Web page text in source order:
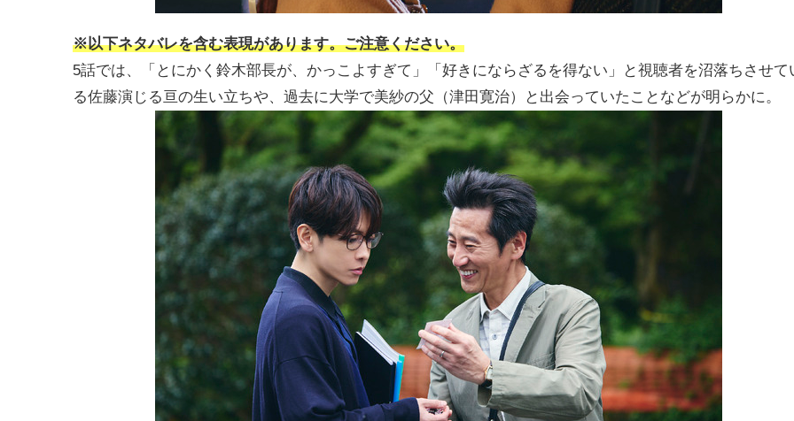
※以下ネタバレを含む表現があります。ご注意ください。
5話では、「とにかく鈴木部長が、かっこよすぎて」「好きにならざるを得ない」と視聴者を沼落ちさせて
る佐藤演じる亘の生い立ちや、過去に大学で美紗の父（津田寛治）と出会っていたことなどが明らかに。